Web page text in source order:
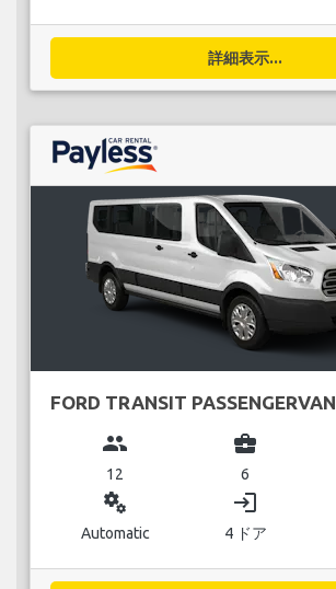
詳細表示...
FORD TRANSIT PASSENGERVAN
group
12
business_center
6
miscellaneous_services
Automatic
login
4 ドア